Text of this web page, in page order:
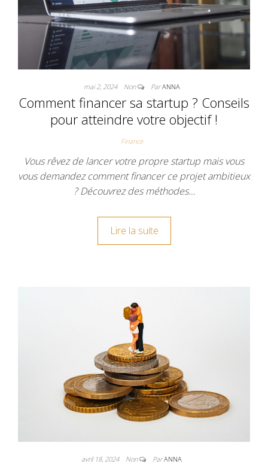
mai 2, 2024 Non ParANNA
Comment financer sa startup ? Conseils
pour atteindre votre objectif !
Finance
Vous rêvez de lancer votre propre startup mais vous
vous demandez comment financer ce projet ambitieux
? Découvrez des méthodes…
Lire la suite
avril 18, 2024 Non ParANNA